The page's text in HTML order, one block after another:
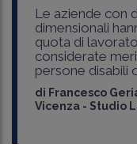
Le aziende con
dimensionali
quota di
considerate
persone disabili
di Francesco
Vicenza - Studio